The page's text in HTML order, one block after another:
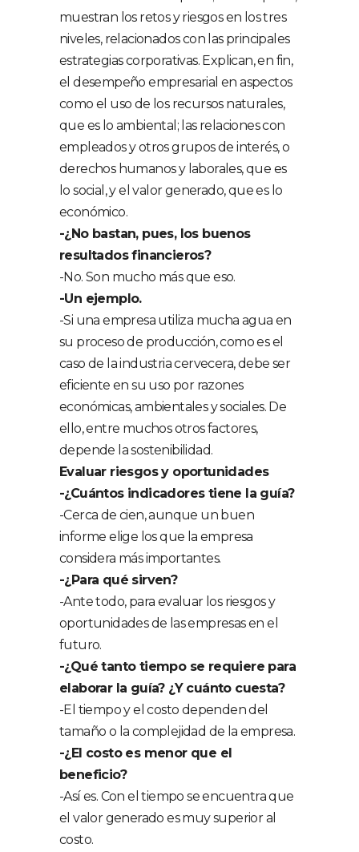
muestran los retos y riesgos en los tres
niveles, relacionados con las principales
estrategias corporativas. Explican, en fin,
el desempeño empresarial en aspectos
como el uso de los recursos naturales,
que es lo ambiental; las relaciones con
empleados y otros grupos de interés, o
derechos humanos y laborales, que es
lo social, y el valor generado, que es lo
económico.
-¿No bastan, pues, los buenos
resultados financieros?
-No. Son mucho más que eso.
-Un ejemplo.
-Si una empresa utiliza mucha agua en
su proceso de producción, como es el
caso de la industria cervecera, debe ser
eficiente en su uso por razones
económicas, ambientales y sociales. De
ello, entre muchos otros factores,
depende la sostenibilidad.
Evaluar riesgos y oportunidades
-¿Cuántos indicadores tiene la guía?
-Cerca de cien, aunque un buen
informe elige los que la empresa
considera más importantes.
-¿Para qué sirven?
-Ante todo, para evaluar los riesgos y
oportunidades de las empresas en el
futuro.
-¿Qué tanto tiempo se requiere para
elaborar la guía? ¿Y cuánto cuesta?
-El tiempo y el costo dependen del
tamaño o la complejidad de la empresa.
-¿El costo es menor que el
beneficio?
-Así es. Con el tiempo se encuentra que
el valor generado es muy superior al
costo.